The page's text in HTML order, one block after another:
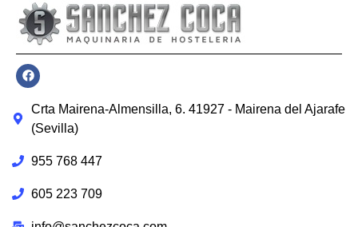
Crta Mairena-Almensilla, 6. 41927 - Mairena del Ajarafe
(Sevilla)
955 768 447
605 223 709